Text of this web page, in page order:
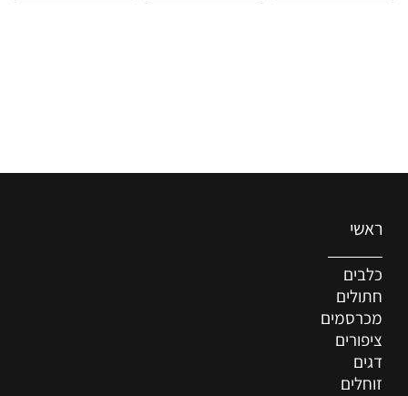
ראשי
כלבים
חתולים
מכרסמים
ציפורים
דגים
זוחלים